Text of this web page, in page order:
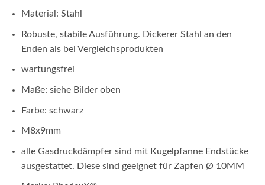
Material: Stahl
Robuste, stabile Ausführung. Dickerer Stahl an den
Enden als bei Vergleichsprodukten
wartungsfrei
Maße: siehe Bilder oben
Farbe: schwarz
M8x9mm
alle Gasdruckdämpfer sind mit Kugelpfanne Endstücke
ausgestattet. Diese sind geeignet für Zapfen Ø 10MM